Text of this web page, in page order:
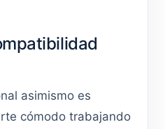
asimismo es
cómodo trabajando